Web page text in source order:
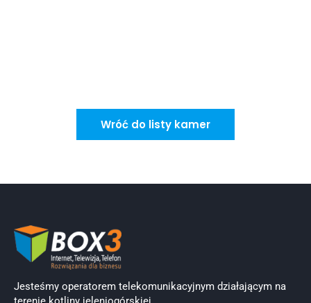
Wróć do listy kamer
Jesteśmy operatorem telekomunikacyjnym działającym na